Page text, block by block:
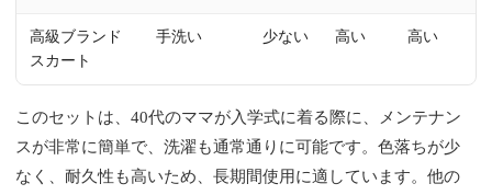
高級ブランド
スカート
手洗い 少ない 高い 高い
このセットは、40代のママが入学式に着る際に、メンテナン
スが非常に簡単で、洗濯も通常通りに可能です。色落ちが少
なく、耐久性も高いため、長期間使用に適しています。他の